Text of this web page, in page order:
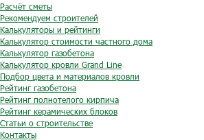
Расчёт сметы
Рекомендуем строителей
Калькуляторы и рейтинги
Калькулятор стоимости частного дома
Калькулятор газобетона
Калькулятор кровли Grand Line
Подбор цвета и материалов кровли
Рейтинг газобетона
Рейтинг полнотелого кирпича
Рейтинг керамических блоков
Статьи о строительстве
Контакты